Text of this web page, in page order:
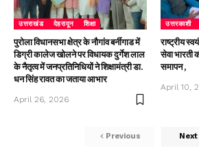
उत्तराखंड देहरादून शिक्षा
पुरोला विधानसभा क्षेत्र के नौगांव बर्नीगाड में
डिग्री कालेज खोलने पर विधायक दुर्गेश लाल
के नैतृत्व में जनप्रतिनिधियों ने शिक्षामंत्री डा.
धन सिंह रावत का जताया आभार
April 26, 2026
उत्तरकाशी
राष्ट्रीय
सेवा भारती
समापन ,
April 10,
Previous Next